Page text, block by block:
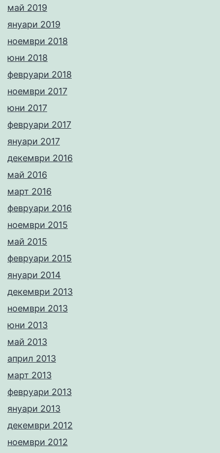
май 2019
януари 2019
ноември 2018
юни 2018
февруари 2018
ноември 2017
юни 2017
февруари 2017
януари 2017
декември 2016
май 2016
март 2016
февруари 2016
ноември 2015
май 2015
февруари 2015
януари 2014
декември 2013
ноември 2013
юни 2013
май 2013
април 2013
март 2013
февруари 2013
януари 2013
декември 2012
ноември 2012